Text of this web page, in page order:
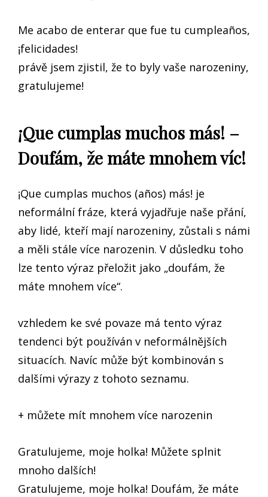
Me acabo de enterar que fue tu cumpleaños,
¡felicidades!
právě jsem zjistil, že to byly vaše narozeniny,
gratulujeme!
¡Que cumplas muchos más! –
Doufám, že máte mnohem víc!
¡Que cumplas muchos (años) más! je
neformální fráze, která vyjadřuje naše přání,
aby lidé, kteří mají narozeniny, zůstali s námi
a měli stále více narozenin. V důsledku toho
lze tento výraz přeložit jako „doufám, že
máte mnohem více“.
vzhledem ke své povaze má tento výraz
tendenci být používán v neformálnějších
situacích. Navíc může být kombinován s
dalšími výrazy z tohoto seznamu.
+ můžete mít mnohem více narozenin
Gratulujeme, moje holka! Můžete splnit
mnoho dalších!
Gratulujeme, moje holka! Doufám, že máte